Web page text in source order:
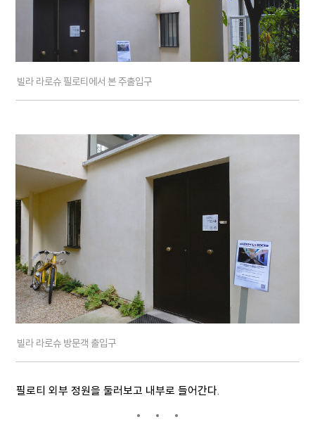
빌라 라로슈 필로티에서 본 주출입구
빌라 라로슈 방문객 출입구
필로티 외부 정원을 둘러보고 내부로 들어간다.